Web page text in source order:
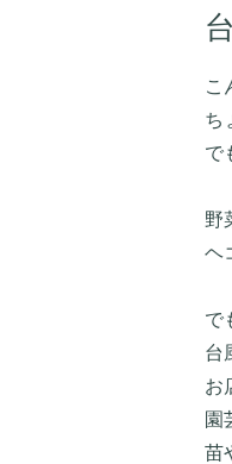
こ
ち
で
野
ヘ
で
台
園
苗